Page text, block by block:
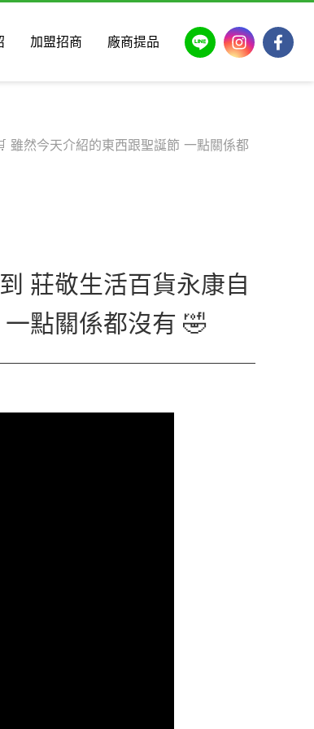
LINE Instagram
加盟招商 廠商提品
雖然今天介紹的東西跟聖誕節 一點關係都
莊敬生活百貨永康自
點關係都沒有 🤣